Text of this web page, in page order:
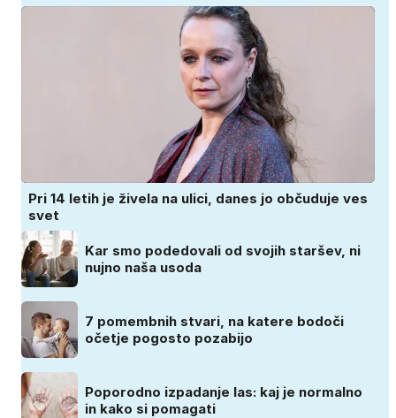
Pri 14 letih je živela na ulici, danes jo občuduje ves
svet
Kar smo podedovali od svojih staršev, ni
nujno naša usoda
7 pomembnih stvari, na katere bodoči
očetje pogosto pozabijo
Poporodno izpadanje las: kaj je normalno
in kako si pomagati